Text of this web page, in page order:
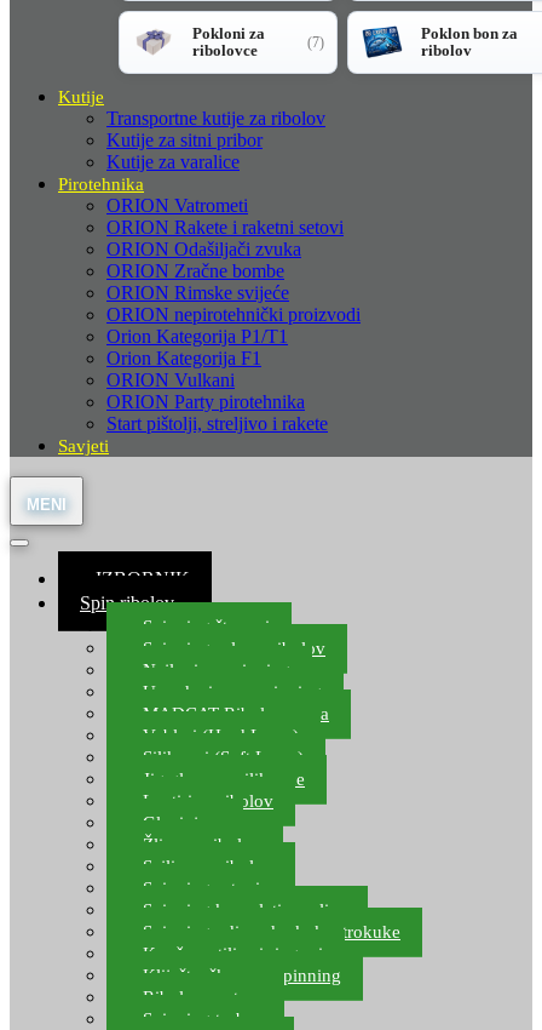
Pokloni za
ribolovce
(7)
Poklon bon za
ribolov
Kutije
Transportne kutije za ribolov
Kutije za sitni pribor
Kutije za varalice
Pirotehnika
ORION Vatrometi
ORION Rakete i raketni setovi
ORION Odašiljači zvuka
ORION Zračne bombe
ORION Rimske svijeće
ORION nepirotehnički proizvodi
Orion Kategorija P1/T1
Orion Kategorija F1
ORION Vulkani
ORION Party pirotehnika
Start pištolji, streljivo i rakete
Savjeti
≡ IZBORNIK
Spin ribolov
Spinning štapovi
Spinning role za ribolov
Najloni za spinning
Upredenice za spinning
MADCAT Ribolov soma
Vobleri (Hard Lures)
Silikonci (Soft Lures)
Jig glave za silikonce
Leptiri za ribolov
Glavinjare
Žlice za ribolov
Sajlice za ribolov
Spinning setovi
Spinning kompleti varalica
Spinning udice, dvokuke, trokuke
Kopče, vrtilice i ringovi
Kliješta, škare za spinning
Ribolov pastrve
Spinning torbe